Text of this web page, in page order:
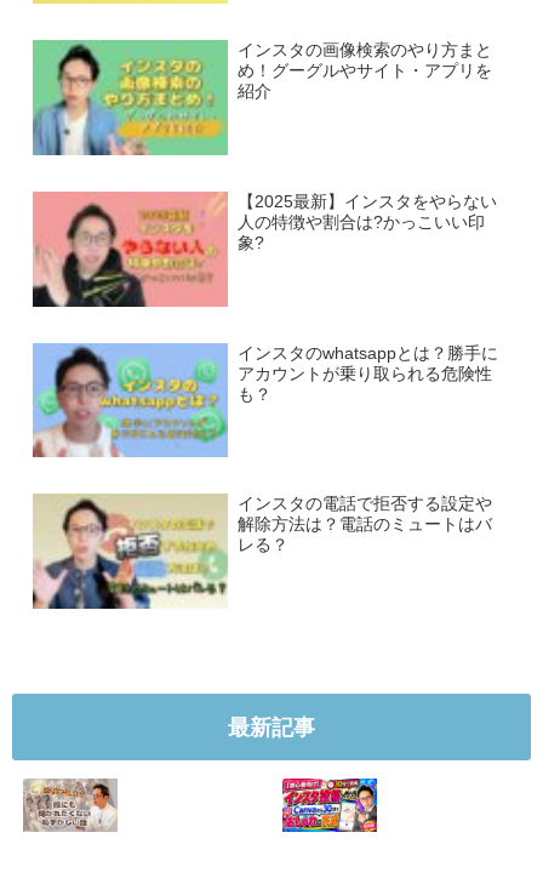
インスタの画像検索のやり方まと
め！グーグルやサイト・アプリを
紹介
【2025最新】インスタをやらない
人の特徴や割合は?かっこいい印
象?
インスタのwhatsappとは？勝手に
アカウントが乗り取られる危険性
も？
インスタの電話で拒否する設定や
解除方法は？電話のミュートはバ
レる？
最新記事